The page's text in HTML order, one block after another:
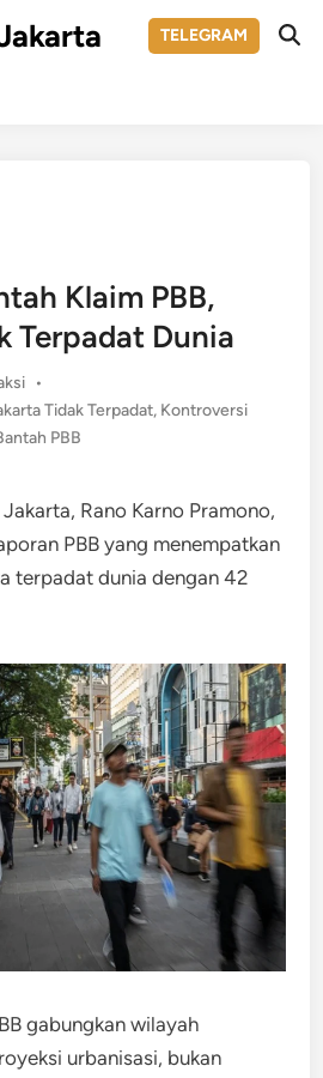
TELEGRAM
Klaim PBB,
Terpadat Dunia
•
Tidak Terpadat, Kontroversi
PBB
Rano Karno Pramono,
PBB yang menempatkan
terpadat dunia dengan 42
gabungkan wilayah
urbanisasi, bukan